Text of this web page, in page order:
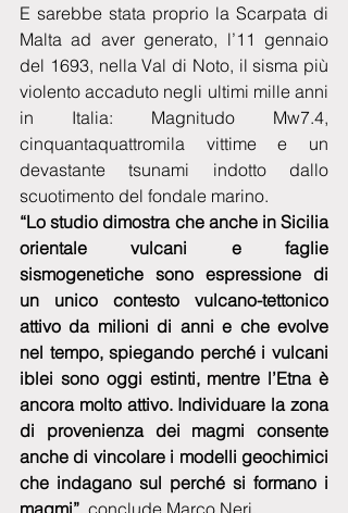
E sarebbe stata proprio la Scarpata di
Malta ad aver generato, l’11 gennaio
del 1693, nella Val di Noto, il sisma più
violento accaduto negli ultimi mille anni
in Italia: Magnitudo Mw7.4,
cinquantaquattromila vittime e un
devastante tsunami indotto dallo
scuotimento del fondale marino.
“Lo studio dimostra che anche in Sicilia
orientale vulcani e faglie
sismogenetiche sono espressione di
un unico contesto vulcano-tettonico
attivo da milioni di anni e che evolve
nel tempo, spiegando perché i vulcani
iblei sono oggi estinti, mentre l’Etna è
ancora molto attivo. Individuare la zona
di provenienza dei magmi consente
anche di vincolare i modelli geochimici
che indagano sul perché si formano i